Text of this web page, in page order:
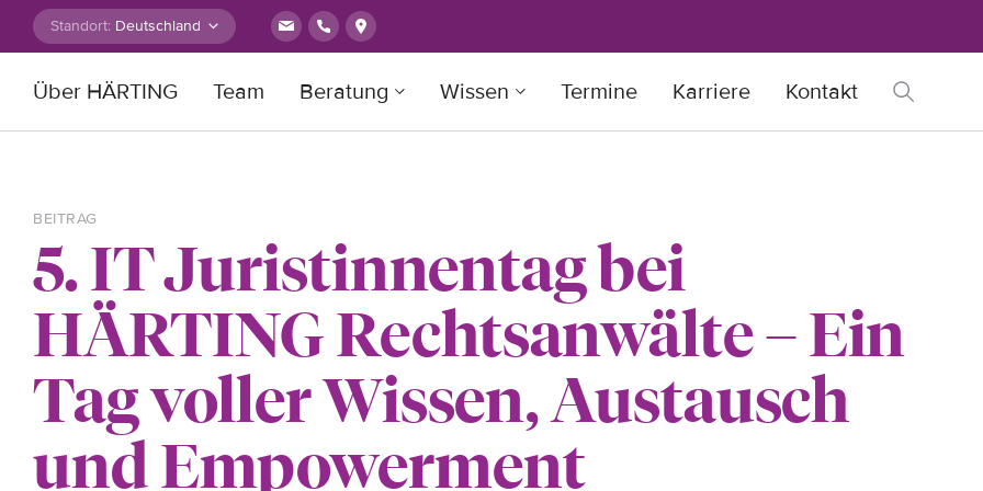
Zum Inhalt springen
Standort:
Über HÄRTING Team Beratung Wissen Termine Karriere Kontakt
BEITRAG
5. IT Juristinnentag bei
HÄRTING Rechtsanwälte – Ein
Tag voller Wissen, Austausch
und Empowerment